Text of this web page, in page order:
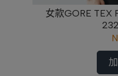
女款GORE TEX